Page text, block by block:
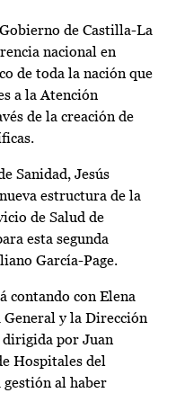
de Castilla-La
nacional en
de toda la nación que
a la Atención
de la creación de
Sanidad, Jesús
estructura de la
de Salud de
esta segunda
García-Page.
contando con Elena
y la Dirección
dirigida por Juan
Hospitales del
gestión al haber